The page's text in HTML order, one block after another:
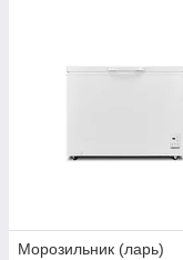
Морозильник (ларь)